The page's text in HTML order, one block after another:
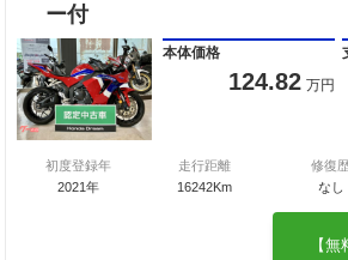
ー付
本体価格
124.82 万円
初度登録年
2021年
走行距離
16242Km
修復
なし
【